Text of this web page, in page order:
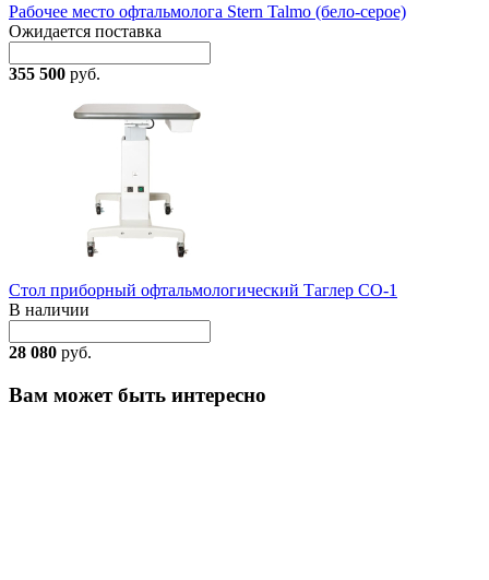
Рабочее место офтальмолога Stern Talmo (бело-серое)
Ожидается поставка
355 500 руб.
Стол приборный офтальмологический Таглер СО-1
В наличии
28 080 руб.
Вам может быть интересно